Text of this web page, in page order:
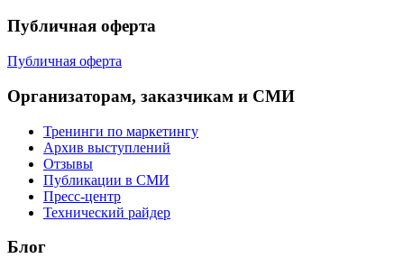
Публичная оферта
Публичная оферта
Организаторам, заказчикам и СМИ
Тренинги по маркетингу
Архив выступлений
Отзывы
Публикации в СМИ
Пресс-центр
Технический райдер
Блог